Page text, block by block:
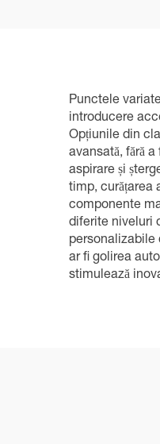
Punctele
introducere
Opțiunile din
avansată, fără
aspirare și
timp, curățarea
componente
diferite niveluri
personalizabile
ar fi golirea
stimulează